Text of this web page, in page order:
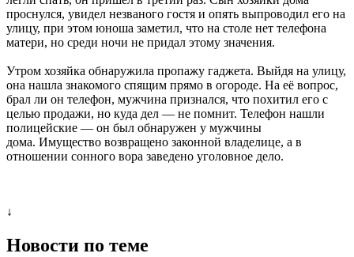
проснулся, увидел незваного гостя и опять выпроводил его на
улицу, при этом юноша заметил, что на столе нет телефона
матери, но среди ночи не придал этому значения.
Утром хозяйка обнаружила пропажу гаджета. Выйдя на улицу,
она нашла знакомого спящим прямо в огороде. На её вопрос,
брал ли он телефон, мужчина признался, что похитил его с
целью продажи, но куда дел — не помнит. Телефон нашли
полицейские — он был обнаружен у мужчины
дома. Имущество возвращено законной владелице, а в
отношении сонного вора заведено уголовное дело.
↓
Новости по теме